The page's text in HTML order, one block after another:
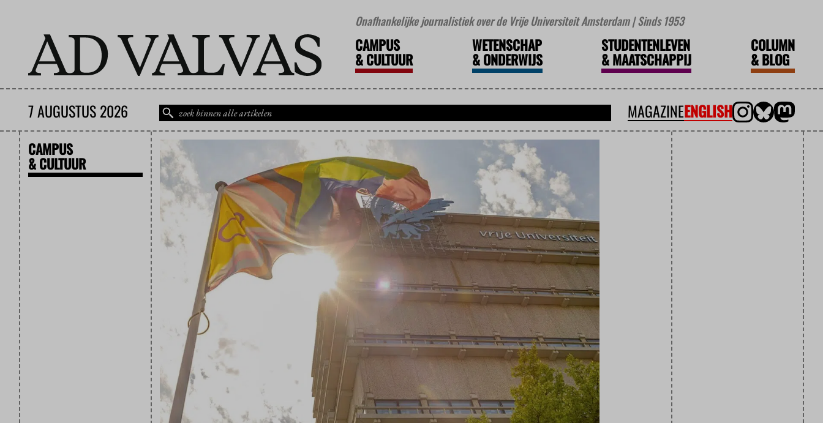
Onafhankelijke journalistiek over de Vrije Universiteit Amsterdam | Sinds 1953
CAMPUS
&CULTUUR
WETENSCHAP
&ONDERWIJS
STUDENTENLEVEN
&MAATSCHAPPIJ
COLUMN
&BLOG
7 AUGUSTUS 2026 MAGAZINEENGLISH
CAMPUS
& CULTUUR